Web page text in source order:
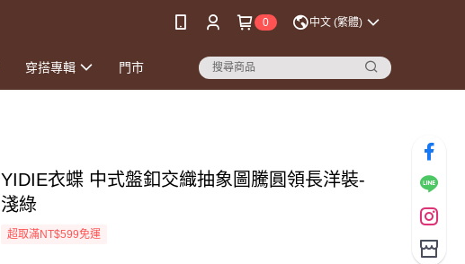
0 中文 (繁體)
穿搭專輯 門市
YIDIE衣蝶 中式盤釦交織抽象圖騰圓領長洋裝-
淺綠
超取滿NT$599免運